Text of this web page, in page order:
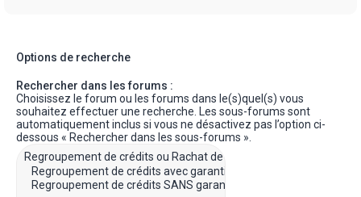
Options de recherche
Rechercher dans les forums :
Choisissez le forum ou les forums dans le(s)quel(s) vous
souhaitez effectuer une recherche. Les sous-forums sont
automatiquement inclus si vous ne désactivez pas l’option ci-
dessous « Rechercher dans les sous-forums ».